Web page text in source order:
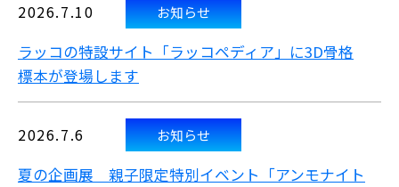
2026.7.10 お知らせ
ラッコの特設サイト「ラッコペディア」に3D骨格
標本が登場します
2026.7.6 お知らせ
夏の企画展 親子限定特別イベント「アンモナイト